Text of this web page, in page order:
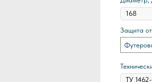
Защита